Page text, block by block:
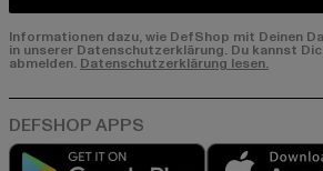
Informationen dazu, wie DefShop mit Deinen
in unserer Datenschutzerklärung. Du kannst
abmelden. Datenschutzerklärung lesen.
Play market